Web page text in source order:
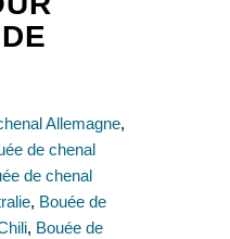
Allemagne,
de chenal
de chenal
, Bouée de
, Bouée de